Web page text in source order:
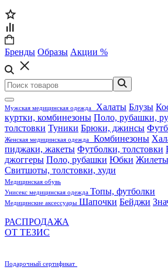
Бренды Образы Акции %
Мужская медицинская одежда Халаты Блузы
куртки, комбинезоны Поло, рубашки,
толстовки Туники Брюки, джинсы
Женская медицинская одежда Комбинезоны
пиджаки, жакеты Футболки, толстовки
джоггеры Поло, рубашки Юбки Жилеты
Свитшоты, толстовки, худи
Медицинская обувь
Унисекс медицинская одежда Топы, футболки
Медицинские аксессуары Шапочки Бейджи
РАСПРОДАЖА
ОТ ТЕЗИС
Подарочный сертификат